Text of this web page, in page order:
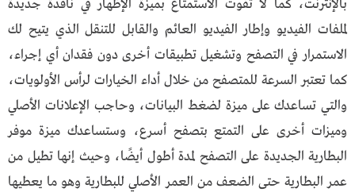
بالإنترنت، كما لا تفوت الاستمتاع بميزة الإظهار في نافذة جديدة
لملفات الفيديو وإطار الفيديو العائم والقابل للتنقل الذي يتيح لك
الاستمرار في التصفح وتشغيل تطبيقات أخرى دون فقدان أي إجراء،
كما تعتبر السرعة للمتصفح من خلال أداء الخيارات لرأس الأولويات،
والتي تساعدك على ميزة لضغط البيانات، وحاجب الإعلانات الأصلي
وميزات أخرى على التمتع بتصفح أسرع، وستساعدك ميزة موفر
البطارية الجديدة على التصفح لمدة أطول أيضًا، وحيث إنها تطيل من
عمر البطارية حتى الضعف من العمر الأصلي للبطارية وهو ما يعطيها